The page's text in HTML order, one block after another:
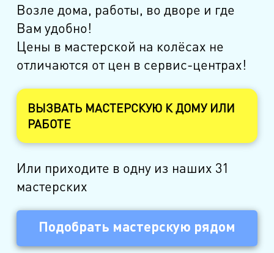
Возле дома, работы, во дворе и где
Вам удобно!
Цены в мастерской на колёсах не
отличаются от цен в сервис-центрах!
ВЫЗВАТЬ МАСТЕРСКУЮ К ДОМУ ИЛИ
РАБОТЕ
Или приходите в одну из наших 31
мастерских
Подобрать мастерскую рядом